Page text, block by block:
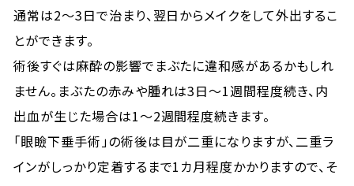
通常は2〜3日で治まり、翌日からメイクをして外出するこ
とができます。
術後すぐは麻酔の影響でまぶたに違和感があるかもしれ
ません。まぶたの赤みや腫れは3日〜1週間程度続き、内
出血が生じた場合は1〜2週間程度続きます。
「眼瞼下垂手術」の術後は目が二重になりますが、二重ラ
インがしっかり定着するまで1カ月程度かかりますので、そ